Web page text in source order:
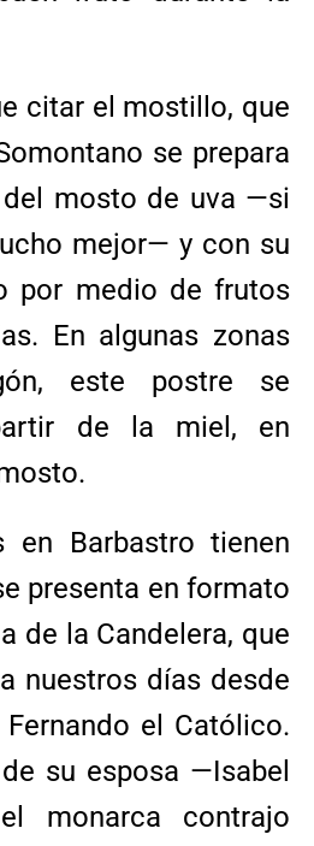
citar el mostillo, que
se prepara
mosto de uva —si
mejor— y con su
por medio de frutos
En algunas zonas
este postre se
de la miel, en
en Barbastro tienen
presenta en formato
de la Candelera, que
nuestros días desde
el Católico.
su esposa —Isabel
monarca contrajo